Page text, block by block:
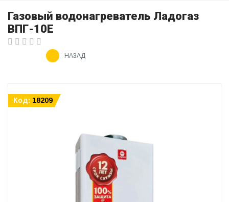
Газовый водонагреватель Ладогаз
ВПГ-10Е
НАЗАД
Код: 18209